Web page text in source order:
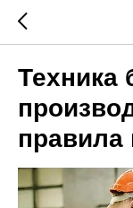
Техника